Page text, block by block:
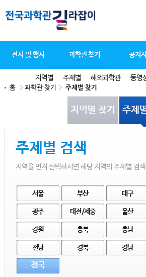
전시 및 행사 과학관 찾기
지역별 주제별 해외과학관 동영
공지
홈 과학관 찾기 주제별 찾기
지역별 찾기 주제
주제별 검색
지역을 먼저 선택하시면 해당 지역의 주제별 검
서울 부산 대구
광주 대전/세종 울산
강원 충북 충남
전남 경북 경남
전국